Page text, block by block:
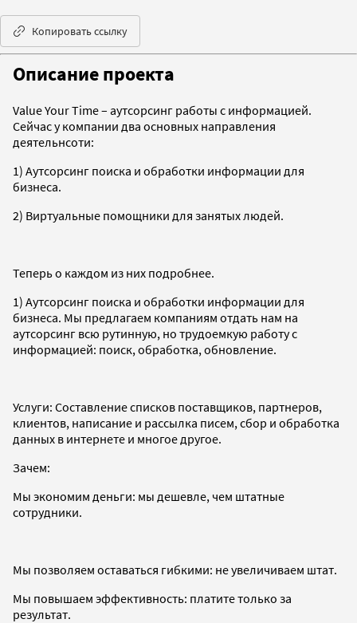
Копировать ссылку
Описание проекта
Value Your Time – аутсорсинг работы с информацией.
Сейчас у компании два основных направления
деятельнсоти:
1) Аутсорсинг поиска и обработки информации для
бизнеса.
2) Виртуальные помощники для занятых людей.
Теперь о каждом из них подробнее.
1) Аутсорсинг поиска и обработки информации для
бизнеса. Мы предлагаем компаниям отдать нам на
аутсорсинг всю рутинную, но трудоемкую работу с
информацией: поиск, обработка, обновление.
Услуги: Составление списков поставщиков, партнеров,
клиентов, написание и рассылка писем, сбор и обработка
данных в интернете и многое другое.
Зачем:
Мы экономим деньги: мы дешевле, чем штатные
сотрудники.
Мы позволяем оставаться гибкими: не увеличиваем штат.
Мы повышаем эффективность: платите только за
результат.